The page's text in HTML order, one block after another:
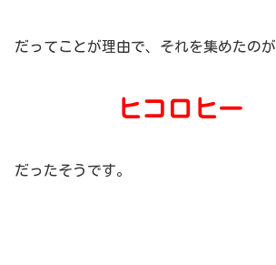
だってことが理由で、それを集めたのが
ヒコロヒー
だったそうです。